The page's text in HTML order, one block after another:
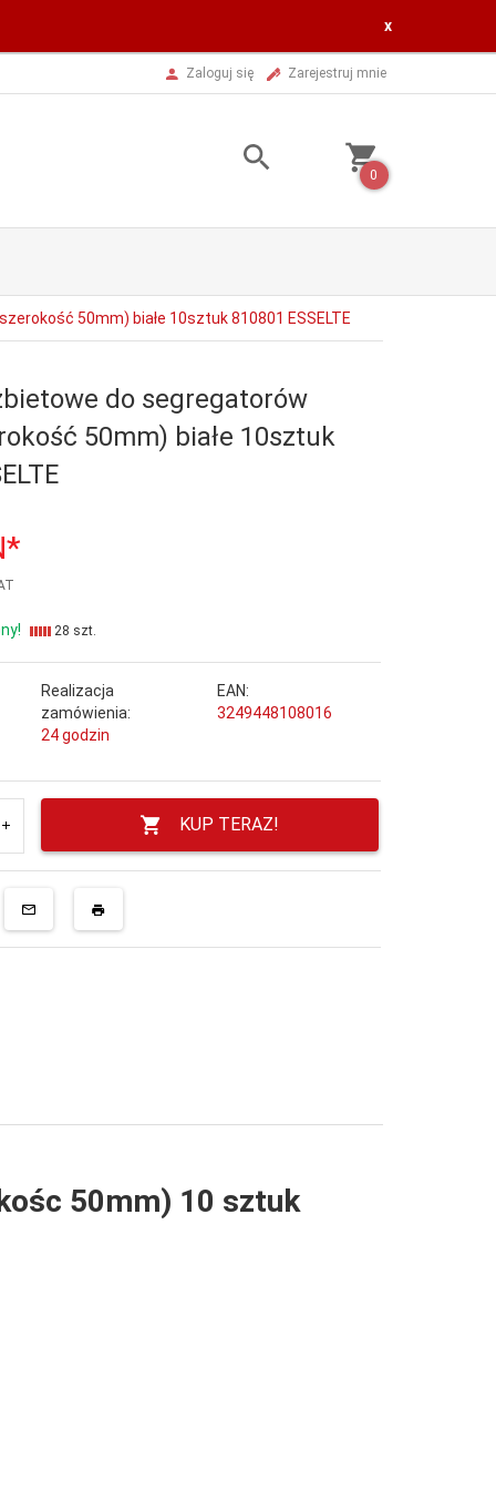
x
Zaloguj się Zarejestruj mnie
0
50mm) białe 10sztuk 810801 ESSELTE
do segregatorów
50mm) białe 10sztuk
28 szt.
Realizacja
zamówienia:
24 godzin
EAN:
3249448108016
KUP TERAZ!
50mm) 10 sztuk